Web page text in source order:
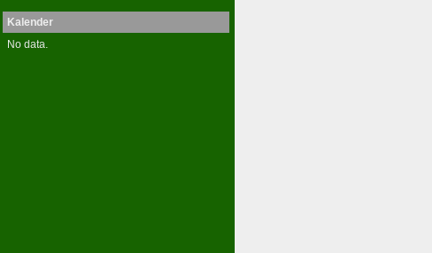
Kalender
No data.